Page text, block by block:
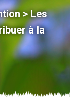
>Les
à la